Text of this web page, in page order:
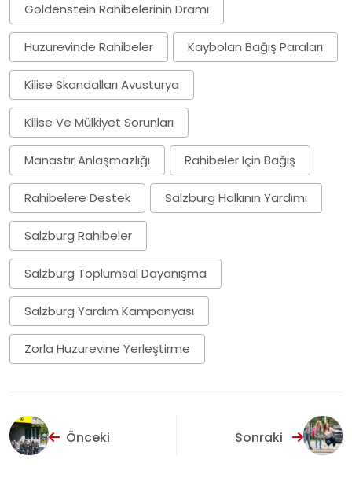
Goldenstein Rahibelerinin Dramı
Huzurevinde Rahibeler Kaybolan Bağış Paraları
Kilise Skandalları Avusturya
Kilise Ve Mülkiyet Sorunları
Manastır Anlaşmazlığı Rahibeler Için Bağış
Rahibelere Destek Salzburg Halkının Yardımı
Salzburg Rahibeler
Salzburg Toplumsal Dayanışma
Salzburg Yardım Kampanyası
Zorla Huzurevine Yerleştirme
Önceki Sonraki